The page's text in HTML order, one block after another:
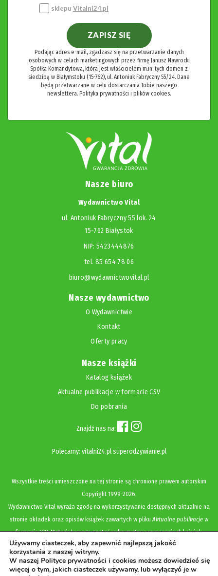
sklepu Vitalni24.pl
ZAPISZ SIĘ
Podając adres e-mail, zgadzasz się na przetwarzanie danych
osobowych w celach marketingowych przez firmę Janusz Nawrocki
Spółka Komandytowa, która jest właścicielem m.in. tych domen z
siedzibą w Białymstoku (15-762), ul. Antoniuk Fabryczny 55/24. Dane
będą przetwarzane w celu dostarczania Tobie naszego
newslettera. Polityka prywatności i plików cookies.
Nasze biuro
Wydawnictwo Vital
ul. Antoniuk Fabryczny 55 lok. 24
15-762 Białystok
NIP: 5423444876
tel. 85 654 78 06
biuro@wydawnictwovital.pl
Nasze wydawnictwo
O Wydawnictwie
Kontakt
Oferty pracy
Nasze książki
Katalog książek
Aktualne publikacje w formacie CSV
Do pobrania
Znajdź nas na:
Polecamy: vitalni24.pl superodzywianie.pl
Wszystkie treści umieszczone na tej stronie są chronione prawem autorskim
Copyright1999-2026;
Wydawnictwo Vital wyraża zgodę na wykorzystywanie dostępnych aktualnie na
stronie okładek oraz opisów książek zawartych w plikuAktualne publikacje w
formacie CSV. Materiały mogą zostać wykorzystane w recenzjach książek,
katalogach internetowych, bibliotecznych (OPAC) oraz materiałach promujących
legalną dystrybucję książek. Usunięcie materiału z ww. strony internetowej,
równoznaczne jest z cofnięciem udzielonej zgody.
Używamy ciasteczek, aby zapewnić najlepszą jakość
korzystania z naszej witryny.
W naszej Polityce prywatności i cookies możesz dowiedzieć się
więcej o tym, jakich ciasteczek używamy, lub wyłączyć je w